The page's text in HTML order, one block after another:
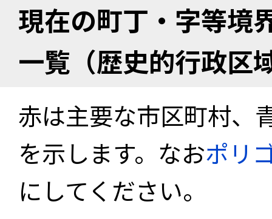
現在の町丁・字等境
一覧（歴史的行政区
赤は主要な市区町村、
を示します。なおポリ
にしてください。